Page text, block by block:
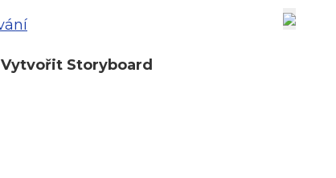
Vytvořit Storyboard